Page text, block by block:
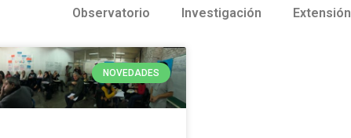
Observatorio Investigación Extensión
NOVEDADES